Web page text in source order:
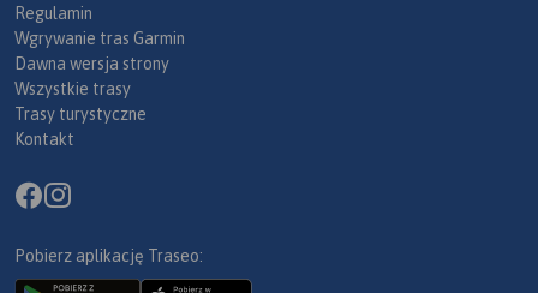
Regulamin
Wgrywanie tras Garmin
Dawna wersja strony
Wszystkie trasy
Trasy turystyczne
Kontakt
Pobierz aplikację Traseo: